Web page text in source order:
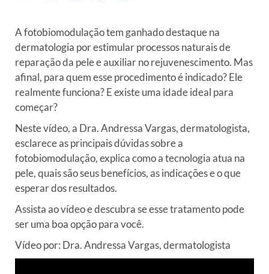
A fotobiomodulação tem ganhado destaque na
dermatologia por estimular processos naturais de
reparação da pele e auxiliar no rejuvenescimento. Mas
afinal, para quem esse procedimento é indicado? Ele
realmente funciona? E existe uma idade ideal para
começar?
Neste vídeo, a Dra. Andressa Vargas, dermatologista,
esclarece as principais dúvidas sobre a
fotobiomodulação, explica como a tecnologia atua na
pele, quais são seus benefícios, as indicações e o que
esperar dos resultados.
Assista ao vídeo e descubra se esse tratamento pode
ser uma boa opção para você.
Vídeo por: Dra. Andressa Vargas, dermatologista